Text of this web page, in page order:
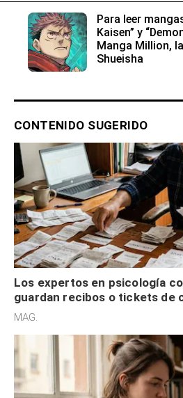
Para leer
Kaisen” y
Manga Million,
Shueisha
CONTENIDO SUGERIDO
Los expertos en psicología
guardan recibos o tickets de
son acumuladores, sino que
MAG.